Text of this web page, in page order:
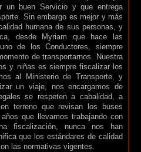
un buen Servicio y que entrega
Sin embargo es mejor y más
humana de sus personas, y
desde Myriam que hace las
de los Conductores, siempre
de transportarnos. Nuestra
y niñas es siempre fiscalizar los
al Ministerio de Transporte, y
un viaje, nos encargamos de
se respeten a cabalidad, a
terreno que revisan los buses
que llevamos trabajando con
fiscalización, nunca nos han
que los estándares de calidad
las normativas vigentes.